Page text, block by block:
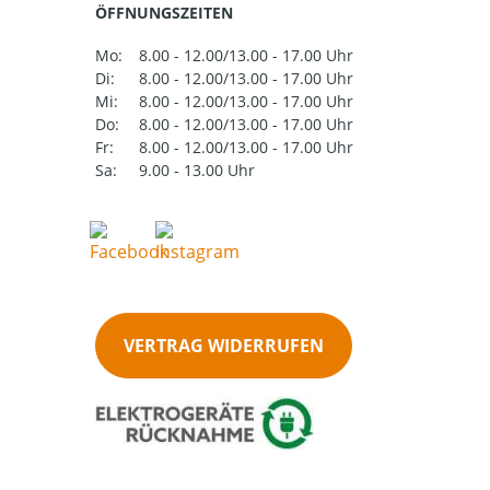
ÖFFNUNGSZEITEN
Mo:
8.00 - 12.00/13.00 - 17.00 Uhr
Di:
8.00 - 12.00/13.00 - 17.00 Uhr
Mi:
8.00 - 12.00/13.00 - 17.00 Uhr
Do:
8.00 - 12.00/13.00 - 17.00 Uhr
Fr:
8.00 - 12.00/13.00 - 17.00 Uhr
Sa:
9.00 - 13.00 Uhr
VERTRAG WIDERRUFEN